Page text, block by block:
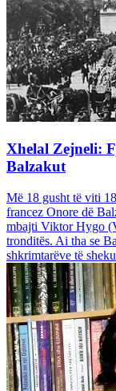
Xhelal Zejneli:
Balzakut
Më 18 gusht të viti
francez Onore dë
mbajti Viktor Hygo
tronditës. Ai tha se
shkrimtarëve të